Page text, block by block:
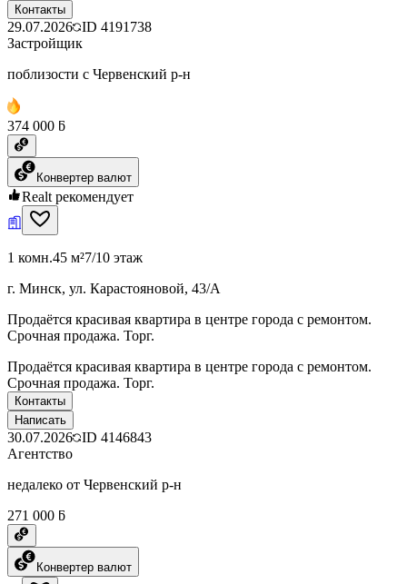
Контакты
29.07.2026 ID 4191738
Застройщик
поблизости с Червенский р-н
374 000 ƃ
Конвертер валют
Realt рекомендует
1 комн.45 м²7/10 этаж
г. Минск, ул. Карастояновой, 43/А
Продаётся красивая квартира в центре города с ремонтом.
Срочная продажа. Торг.
Продаётся красивая квартира в центре города с ремонтом.
Срочная продажа. Торг.
Контакты
Написать
30.07.2026 ID 4146843
Агентство
недалеко от Червенский р-н
271 000 ƃ
Конвертер валют